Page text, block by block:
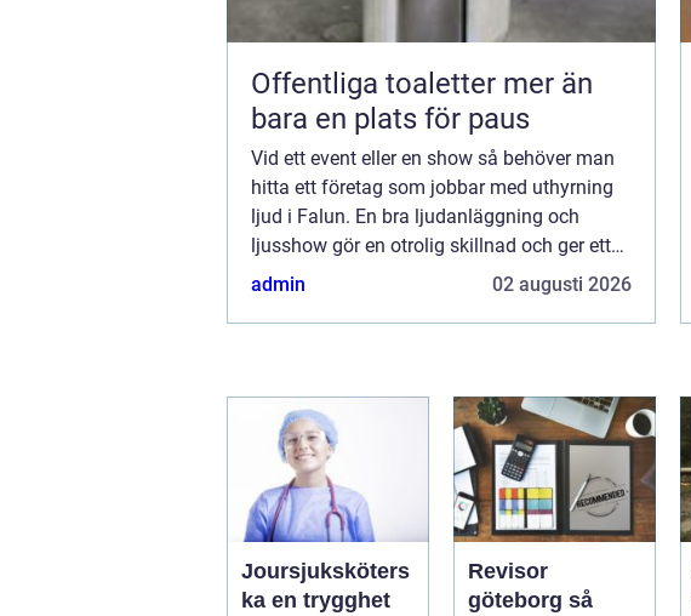
Offentliga toaletter mer än
bara en plats för paus
Vid ett event eller en show så behöver man
hitta ett företag som jobbar med uthyrning
ljud i Falun. En bra ljudanläggning och
ljusshow gör en otrolig skillnad och ger ett
professionellt intryck. Oavsett om det
admin 02 augusti 2026
Joursjuksköters
ka en trygghet
Revisor
göteborg så